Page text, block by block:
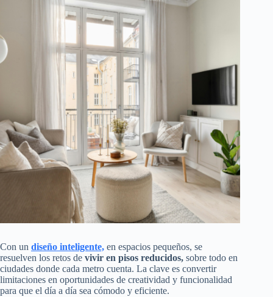
Con un diseño inteligente, en espacios pequeños, se
resuelven los retos de vivir en pisos reducidos, sobre todo en
ciudades donde cada metro cuenta. La clave es convertir
limitaciones en oportunidades de creatividad y funcionalidad
para que el día a día sea cómodo y eficiente.